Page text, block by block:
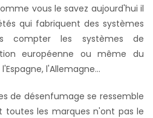
vous le savez aujourd'hui il
qui fabriquent des systèmes
compter les systèmes de
européenne ou même du
l'Allemagne...
de désenfumage se ressemble
toutes les marques n'ont pas le